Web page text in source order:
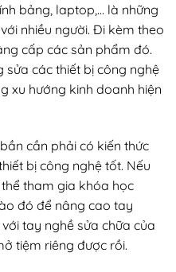
bảng, laptop,… là những
nhiều người. Đi kèm theo
cấp các sản phẩm đó.
sửa các thiết bị công nghệ
xu hướng kinh doanh hiện
cần phải có kiến thức
bị công nghệ tốt. Nếu
tham gia khóa học
đó để nâng cao tay
tay nghề sửa chữa của
tiệm riêng được rồi.